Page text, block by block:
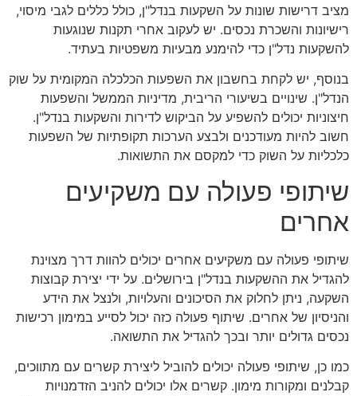
מציב דרישות שונות על השקעות בנדל"ן, כולל כללים לגבי מיסוי,
רישיונות והשכרת נכסים. יש לעקוב אחרי תקנות שנוגעות
להשקעות נדל"ן כדי להימנע מבעיות משפטיות בעתיד.
בנוסף, יש לקחת בחשבון את השפעות הכלכלה המקומית על שוק
הנדל"ן. שינויים בשיעורי הריבית, מדיניות הממשל והשפעות
חיצוניות יכולים להשפיע על הביקוש לדירות והשקעות בנדל"ן.
חשוב להיות מעודכנים ולבצע הערכות תקופתיות של השפעות
כלכליות על השוק כדי למקסם את התשואות.
שיתופי פעולה עם משקיעים
אחרים
שיתופי פעולה עם משקיעים אחרים יכולים להוות דרך מצוינת
להגדיל את ההשקעות בנדל"ן בירושלים. על ידי יצירת קבוצות
השקעה, ניתן לחלוק את הסיכונים והעלויות, ולנצל את הידע
והניסיון של אחרים. שיתוף פעולה כזה יכול לסייע במימון רכישות
נכסים גדולים יותר ובכך להגדיל את התשואה.
כמו כן, שיתופי פעולה יכולים להוביל ליצירת קשרים עם מתווכים,
קבלנים ומקורות מימון. קשרים אלו יכולים להניב הזדמנויות